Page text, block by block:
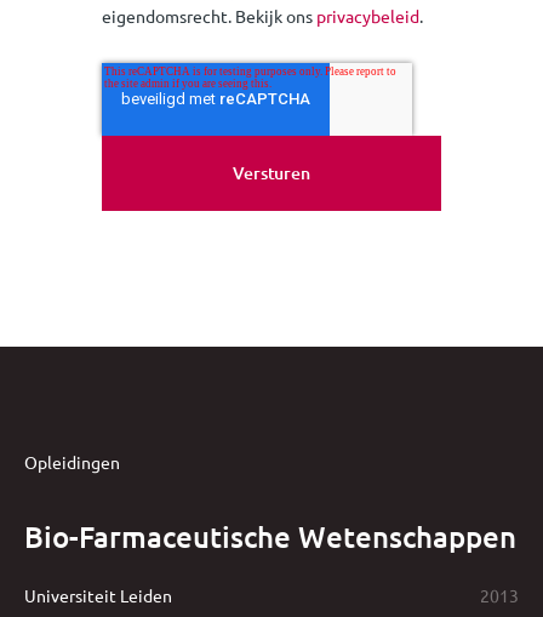
eigendomsrecht. Bekijk ons privacybeleid.
Opleidingen
Bio-Farmaceutische Wetenschappen
Universiteit Leiden 2013